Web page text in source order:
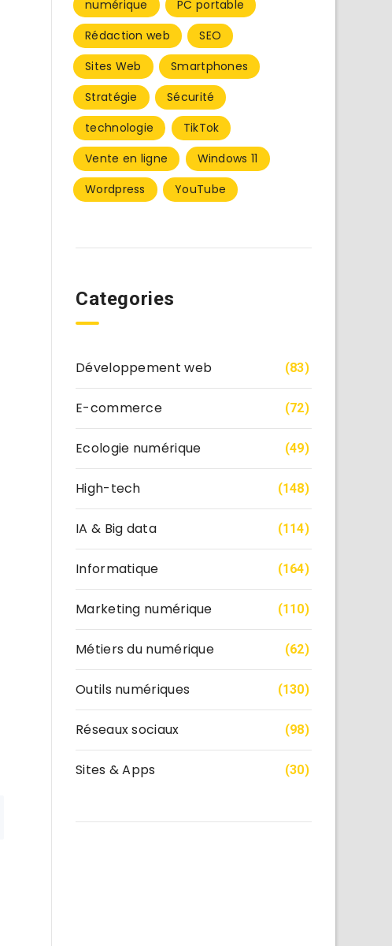
numérique
PC portable
Rédaction web
SEO
Sites Web
Smartphones
Stratégie
Sécurité
technologie
TikTok
Vente en ligne
Windows 11
Wordpress
YouTube
Categories
Développement web (83)
E-commerce (72)
Ecologie numérique (49)
High-tech (148)
IA & Big data (114)
Informatique (164)
Marketing numérique (110)
Métiers du numérique (62)
Outils numériques (130)
Réseaux sociaux (98)
Sites & Apps (30)